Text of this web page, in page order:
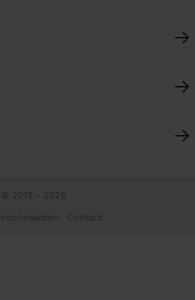
© 2013 - 2026
Contact